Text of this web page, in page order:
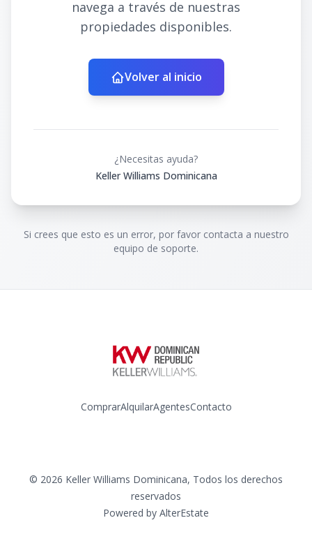
navega a través de nuestras
propiedades disponibles.
Volver al inicio
¿Necesitas ayuda?
Keller Williams Dominicana
Si crees que esto es un error, por favor contacta a nuestro
equipo de soporte.
ComprarAlquilarAgentesContacto
© 2026 Keller Williams Dominicana, Todos los derechos
reservados
Powered by AlterEstate